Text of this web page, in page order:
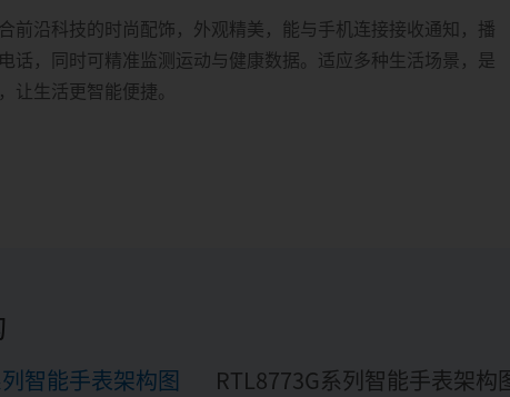
前沿科技的时尚配饰，外观精美，能与手机连接接收通知，播
话，同时可精准监测运动与健康数据。适应多种生活场景，是
让生活更智能便捷。
智能手表架构图 RTL8773G系列智能手表架构